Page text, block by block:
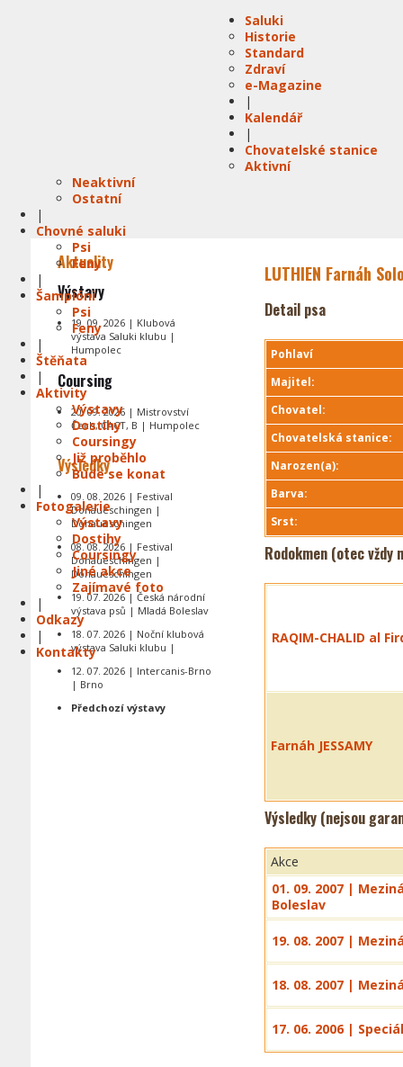
Saluki
Historie
Standard
Zdraví
e-Magazine
|
Kalendář
|
Chovatelské stanice
Aktivní
Neaktivní
Ostatní
|
Chovné saluki
Psi
Feny
|
Šampióni
Psi
Feny
|
Štěňata
|
Aktivity
Výstavy
Dostihy
Coursingy
Již proběhlo
Bude se konat
|
Fotogalerie
Výstavy
Dostihy
Coursingy
Jiné akce
Zajímavé foto
|
Odkazy
|
Kontakty
LUTHIEN Farnáh
Detail psa
Pohlaví
Majitel:
Chovatel:
Chovatelská stanice:
Narozen(a):
Barva:
Srst:
Rodokmen (otec vždy
RAQIM-CHALID al
Farnáh JESSAMY
Výsledky (nejsou
Akce
01. 09. 2007 |
Boleslav
19. 08. 2007 |
18. 08. 2007 |
17. 06. 2006 |
Aktuality
Výstavy
19. 09. 2026 | Klubová
výstava Saluki klubu |
Humpolec
Coursing
20. 09. 2026 | Mistrovství
Čech, CACT, B | Humpolec
Výsledky
09. 08. 2026 | Festival
Donaueschingen |
Donaueschingen
08. 08. 2026 | Festival
Donaueschingen |
Donaueschingen
19. 07. 2026 | Česká národní
výstava psů | Mladá Boleslav
18. 07. 2026 | Noční klubová
výstava Saluki klubu |
12. 07. 2026 | Intercanis-Brno
| Brno
Předchozí výstavy